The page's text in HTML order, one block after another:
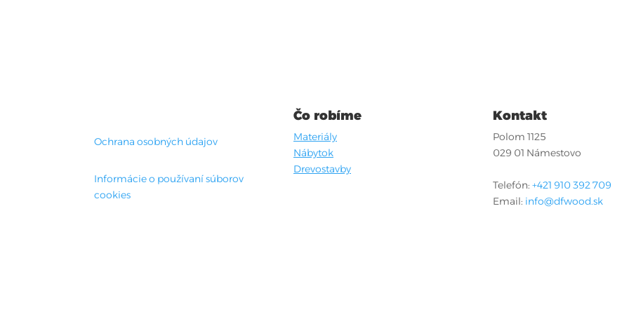
Ochrana osobných údajov
Informácie o používaní súborov
cookies
Čo robíme
Materiály
Nábytok
Drevostavby
Kontakt
Polom 1125
029 01 Námestovo
Telefón: +421 910 392 709
Email: info@dfwood.sk